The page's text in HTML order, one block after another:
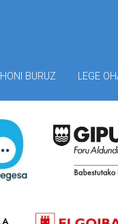
HONI BURUZ LEGE